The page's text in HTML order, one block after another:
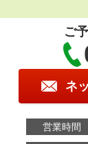
ご
ネ
営業時間